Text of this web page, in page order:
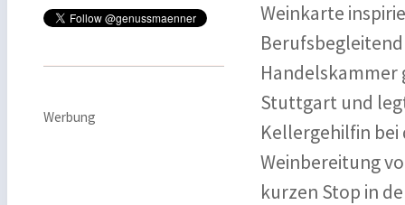
Werbung
Weinkarte
Stuttgart und
Kellergehilfin bei
Weinbereitung
kurzen Stop in